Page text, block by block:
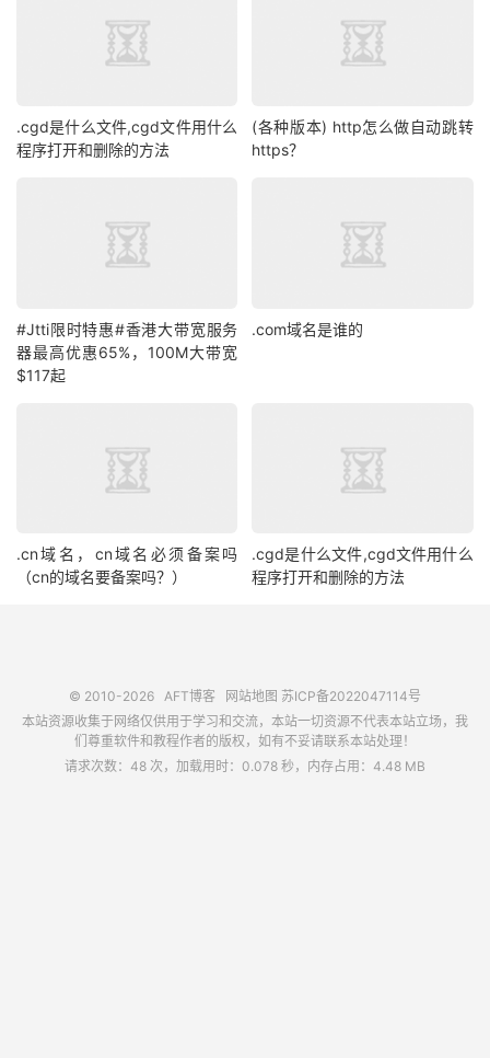
.cgd是什么文件,cgd文件用什么
程序打开和删除的方法
(各种版本) http怎么做自动跳转
https？
#Jtti限时特惠#香港大带宽服务
器最高优惠65%，100M大带宽
$117起
.com域名是谁的
.cn域名，cn域名必须备案吗
（cn的域名要备案吗？）
.cgd是什么文件,cgd文件用什么
程序打开和删除的方法
© 2010-2026 AFT博客 网站地图 苏ICP备2022047114号
本站资源收集于网络仅供用于学习和交流，本站一切资源不代表本站立场，我
们尊重软件和教程作者的版权，如有不妥请联系本站处理！
请求次数：48 次，加载用时：0.078 秒，内存占用：4.48 MB